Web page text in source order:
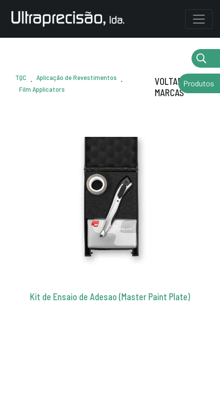
TQC . Aplicação de Revestimentos .
Film Applicators
VOLTAR AS
MARCAS
Kit de Ensaio de Adesao (Master Paint Plate)
Produtos